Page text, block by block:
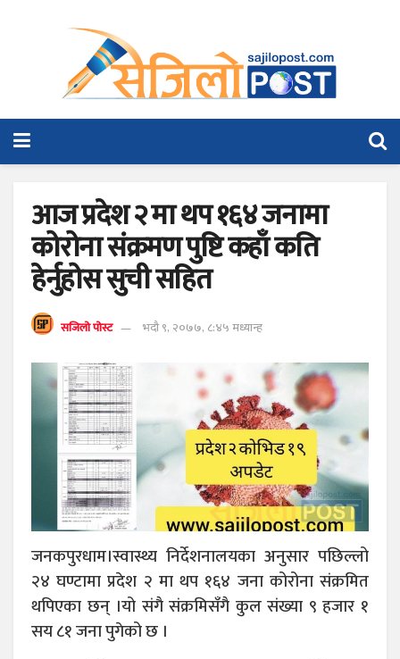
आज प्रदेश २ मा थप १६४ जनामा
कोरोना संक्रमण पुष्टि कहाँ कति
हेर्नुहोस सुची सहित
सजिलो पोस्ट भदौ ९, २०७७, ८:४५ मध्यान्ह
जनकपुरधाम।स्वास्थ्य निर्देशनालयका अनुसार पछिल्लो
२४ घण्टामा प्रदेश २ मा थप १६४ जना कोरोना संक्रमित
थपिएका छन् ।यो संगै संक्रमिसँगै कुल संख्या ९ हजार १
सय ८१ जना पुगेको छ ।